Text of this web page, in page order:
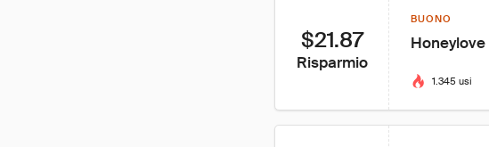
$21.87
Risparmio
BUONO
1.345 usi